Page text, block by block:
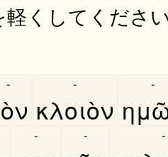
くしてくださ
-
κλοιὸν
- -
- - -